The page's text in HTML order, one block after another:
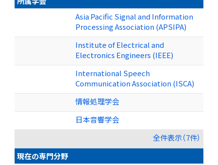
Asia Pacific Signal and Information
Processing Association (APSIPA)
Institute of Electrical and
Electronics Engineers (IEEE)
International Speech
Communication Association (ISCA)
情報処理学会
日本音響学会
全件表示（7件）
現在の専門分野